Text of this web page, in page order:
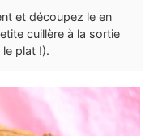
et découpez le en
cuillère à la sortie
plat !).